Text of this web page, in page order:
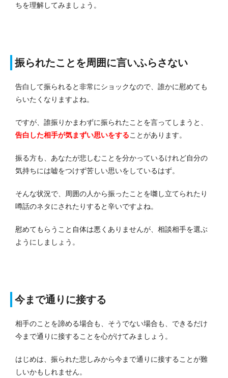
ちを理解してみましょう。
振られたことを周囲に言いふらさない
告白して振られると非常にショックなので、誰かに慰めても
らいたくなりますよね。
ですが、誰振りかまわずに振られたことを言ってしまうと、
告白した相手が気まずい思いをすることがあります。
振る方も、あなたが悲しむことを分かっているけれど自分の
気持ちには嘘をつけず苦しい思いをしているはず。
そんな状況で、周囲の人から振ったことを囃し立てられたり
噂話のネタにされたりすると辛いですよね。
慰めてもらうこと自体は悪くありませんが、相談相手を選ぶ
ようにしましょう。
今まで通りに接する
相手のことを諦める場合も、そうでない場合も、できるだけ
今まで通りに接することを心がけてみましょう。
はじめは、振られた悲しみから今まで通りに接することが難
しいかもしれません。